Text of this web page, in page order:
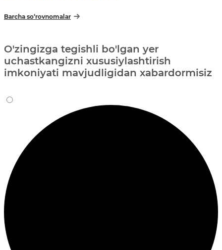
Barcha so‘rovnomalar
O'zingizga tegishli bo'lgan yer
uchastkangizni xususiylashtirish
imkoniyati mavjudligidan xabardormisiz